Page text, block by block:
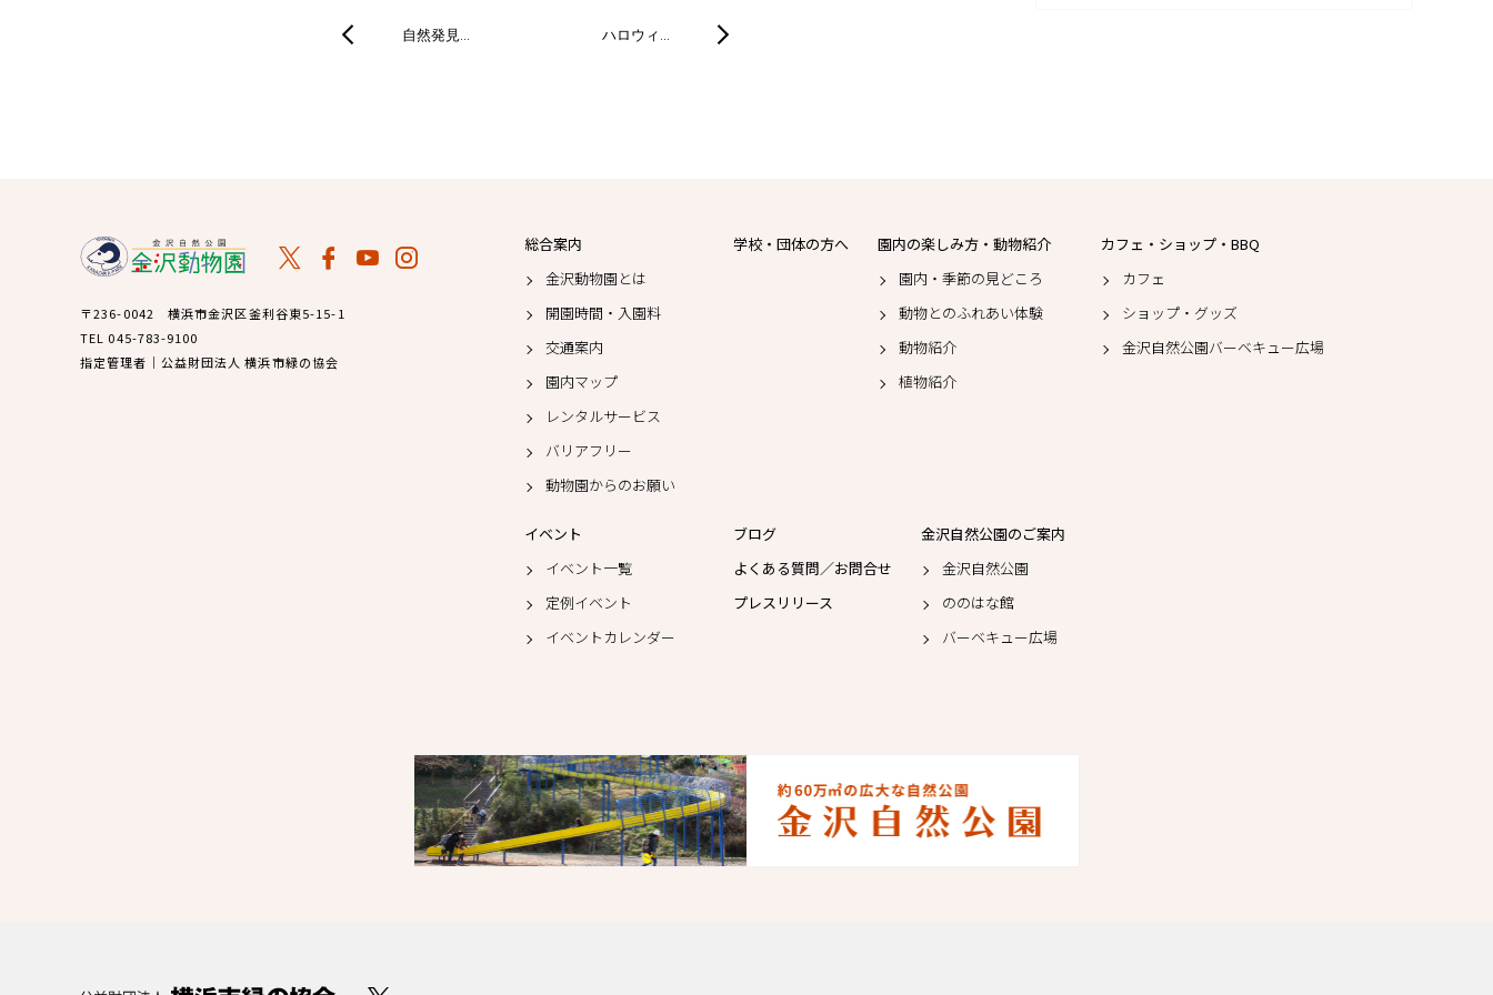
自然発見… ハロウィ…
〒236-0042 横浜市金沢区釜利谷東5-15-1
TEL 045-783-9100
指定管理者｜公益財団法人 横浜市緑の協会
総合案内
金沢動物園とは
開園時間・入園料
交通案内
園内マップ
レンタルサービス
バリアフリー
動物園からのお願い
学校・団体の方へ
園内の楽しみ方・動物紹介
園内・季節の見どころ
動物とのふれあい体験
動物紹介
植物紹介
カフェ・ショップ・BBQ
カフェ
ショップ・グッズ
金沢自然公園バーベキュー広場
イベント
イベント一覧
定例イベント
イベントカレンダー
ブログ
よくある質問／お問合せ
プレスリリース
金沢自然公園のご案内
金沢自然公園
ののはな館
バーベキュー広場